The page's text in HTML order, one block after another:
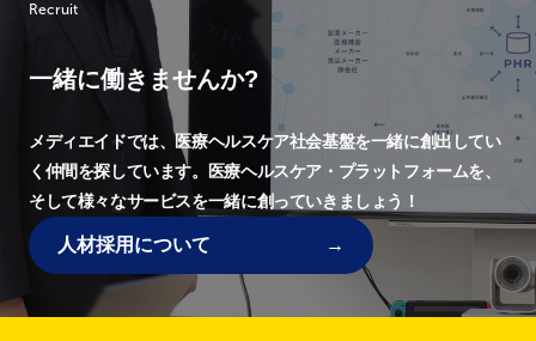
Recruit
一緒に働きませんか?
メディエイドでは、医療ヘルスケア社会基盤を一緒に創出してい
く仲間を探しています。
医療ヘルスケア・プラットフォームを、
そして様々なサービスを一緒に創っていきましょう！
人材採用について